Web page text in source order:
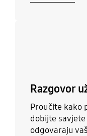
Razgovor
Proučite kako
dobijte
odgovaraju